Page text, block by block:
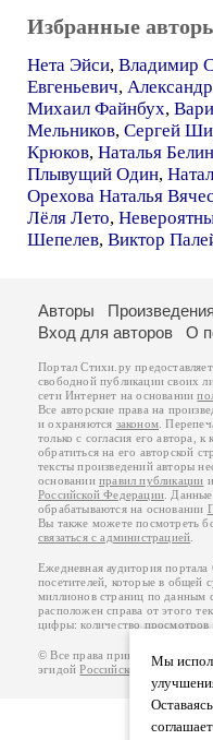
Избранные
Нета Эйси, Владимир
Евгеньевич,
Михаил Файнбух,
Мельников, Сергей
Крюков, Наталья
Плывущий Один,
Орехова Наталья
Лёля Лето,
Шепелев, Виктор
Мы
Авторы Произведения
Вход для авторов
О
Портал Стихи.ру
свободной публикации своих
сети Интернет на основании
Все авторские права на
и охраняются законом .
только с согласия его автора,
обратиться на его авторской
тексты произведений авторы
основанииправил публикации
Российской Федерации .
обрабатываются на основании
Вы также можете посмотреть
связаться с администрацией
Ежедневная аудитория
посетителей, которые в общей
миллионов страниц по данным
расположен справа от этого
цифры: количество просмотров
© Все права принадлежат
эгидойРоссийского союза